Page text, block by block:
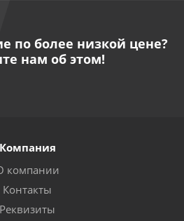
по более низкой цене?
нам об этом!
Компания
компании
Контакты
Реквизиты